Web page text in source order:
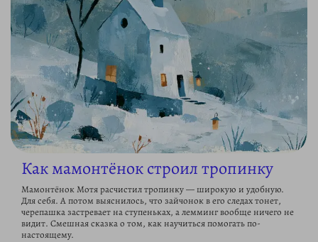
Как мамонтёнок строил тропинку
Мамонтёнок Мотя расчистил тропинку — широкую и удобную.
Для себя. А потом выяснилось, что зайчонок в его следах тонет,
черепашка застревает на ступеньках, а лемминг вообще ничего не
видит. Смешная сказка о том, как научиться помогать по-
настоящему.